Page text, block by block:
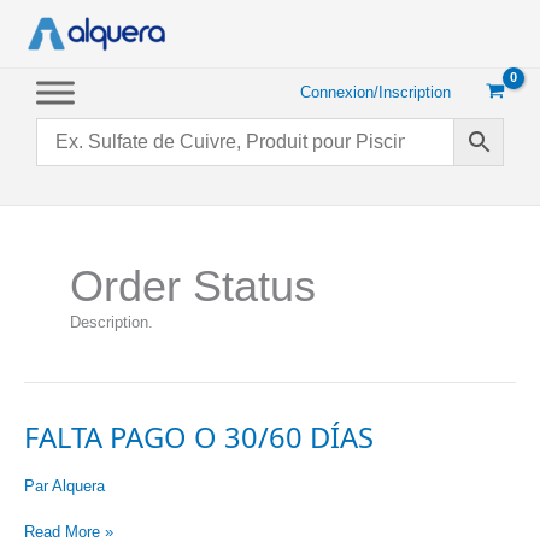
Connexion/Inscription
Order Status
Description.
FALTA PAGO O 30/60 DÍAS
ParAlquera
Falta
Read More »